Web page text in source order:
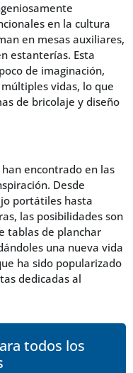
en la cultura
en mesas auxiliares,
estanterías. Esta
de imaginación,
vidas, lo que
de bricolaje y diseño
encontrado en las
Desde
portátiles hasta
las posibilidades son
tablas de planchar
una nueva vida
ha sido popularizado
dedicadas al
todos los